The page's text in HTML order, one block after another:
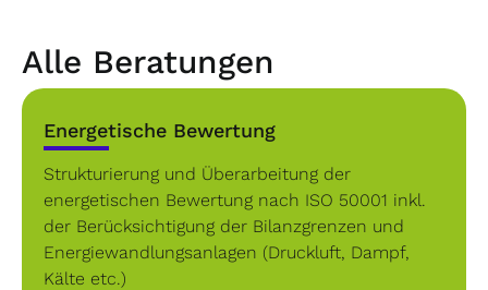
Alle Beratungen
Energetische Bewertung
Strukturierung und Überarbeitung der
energetischen Bewertung nach ISO 50001 inkl.
der Berücksichtigung der Bilanzgrenzen und
Energiewandlungsanlagen (Druckluft, Dampf,
Kälte etc.)